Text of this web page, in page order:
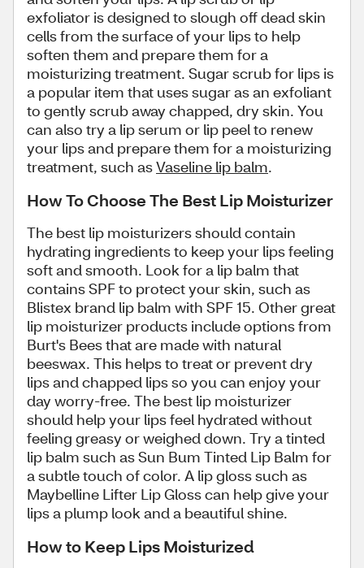
exfoliator is designed to slough off dead skin
cells from the surface of your lips to help
soften them and prepare them for a
moisturizing treatment. Sugar scrub for lips is
a popular item that uses sugar as an exfoliant
to gently scrub away chapped, dry skin. You
can also try a lip serum or lip peel to renew
your lips and prepare them for a moisturizing
treatment, such asVaseline lip balm.
How To Choose The Best Lip Moisturizer
The best lip moisturizers should contain
hydrating ingredients to keep your lips feeling
soft and smooth. Look for a lip balm that
contains SPF to protect your skin, such as
Blistex brand lip balm with SPF 15. Other great
lip moisturizer products include options from
Burt's Bees that are made with natural
beeswax. This helps to treat or prevent dry
lips and chapped lips so you can enjoy your
day worry-free. The best lip moisturizer
should help your lips feel hydrated without
feeling greasy or weighed down. Try a tinted
lip balm such as Sun Bum Tinted Lip Balm for
a subtle touch of color. A lip gloss such as
Maybelline Lifter Lip Gloss can help give your
lips a plump look and a beautiful shine.
How to Keep Lips Moisturized